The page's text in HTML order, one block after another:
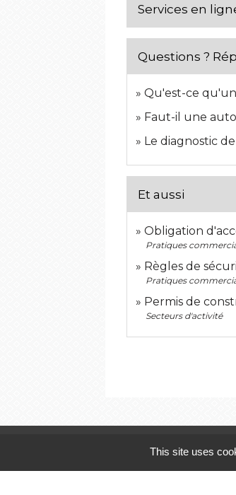
Services en
Questions ?
Qu'est-ce
Faut-il une
Le diagnostic
Et aussi
Obligation
Pratiques
Règles de
Pratiques
Permis de
Secteurs d'activité
This site uses